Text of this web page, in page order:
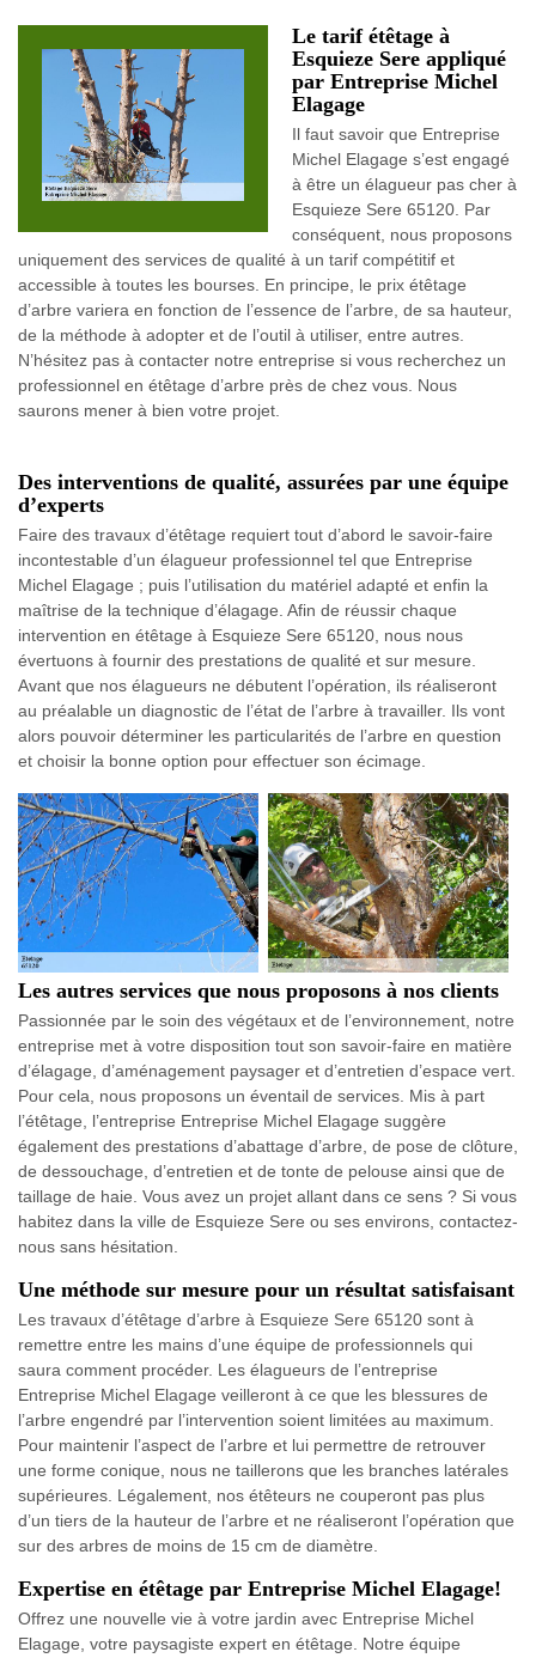
Le tarif étêtage à
Esquieze Sere appliqué
par Entreprise Michel
Elagage
Il faut savoir que Entreprise
Michel Elagage s’est engagé
à être un élagueur pas cher à
Esquieze Sere 65120. Par
conséquent, nous proposons
uniquement des services de qualité à un tarif compétitif et
accessible à toutes les bourses. En principe, le prix étêtage
d’arbre variera en fonction de l’essence de l’arbre, de sa hauteur,
de la méthode à adopter et de l’outil à utiliser, entre autres.
N’hésitez pas à contacter notre entreprise si vous recherchez un
professionnel en étêtage d’arbre près de chez vous. Nous
saurons mener à bien votre projet.
Des interventions de qualité, assurées par une équipe
d’experts
Faire des travaux d’étêtage requiert tout d’abord le savoir-faire
incontestable d’un élagueur professionnel tel que Entreprise
Michel Elagage ; puis l’utilisation du matériel adapté et enfin la
maîtrise de la technique d’élagage. Afin de réussir chaque
intervention en étêtage à Esquieze Sere 65120, nous nous
évertuons à fournir des prestations de qualité et sur mesure.
Avant que nos élagueurs ne débutent l’opération, ils réaliseront
au préalable un diagnostic de l’état de l’arbre à travailler. Ils vont
alors pouvoir déterminer les particularités de l’arbre en question
et choisir la bonne option pour effectuer son écimage.
Les autres services que nous proposons à nos clients
Passionnée par le soin des végétaux et de l’environnement, notre
entreprise met à votre disposition tout son savoir-faire en matière
d’élagage, d’aménagement paysager et d’entretien d’espace vert.
Pour cela, nous proposons un éventail de services. Mis à part
l’étêtage, l’entreprise Entreprise Michel Elagage suggère
également des prestations d’abattage d’arbre, de pose de clôture,
de dessouchage, d’entretien et de tonte de pelouse ainsi que de
taillage de haie. Vous avez un projet allant dans ce sens ? Si vous
habitez dans la ville de Esquieze Sere ou ses environs, contactez-
nous sans hésitation.
Une méthode sur mesure pour un résultat satisfaisant
Les travaux d’étêtage d’arbre à Esquieze Sere 65120 sont à
remettre entre les mains d’une équipe de professionnels qui
saura comment procéder. Les élagueurs de l’entreprise
Entreprise Michel Elagage veilleront à ce que les blessures de
l’arbre engendré par l’intervention soient limitées au maximum.
Pour maintenir l’aspect de l’arbre et lui permettre de retrouver
une forme conique, nous ne taillerons que les branches latérales
supérieures. Légalement, nos étêteurs ne couperont pas plus
d’un tiers de la hauteur de l’arbre et ne réaliseront l’opération que
sur des arbres de moins de 15 cm de diamètre.
Expertise en étêtage par Entreprise Michel Elagage!
Offrez une nouvelle vie à votre jardin avec Entreprise Michel
Elagage, votre paysagiste expert en étêtage. Notre équipe